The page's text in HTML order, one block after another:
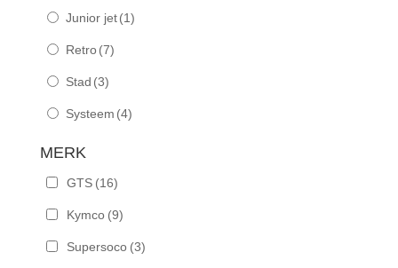
Junior jet (1)
Retro (7)
Stad (3)
Systeem (4)
MERK
GTS (16)
Kymco (9)
Supersoco (3)